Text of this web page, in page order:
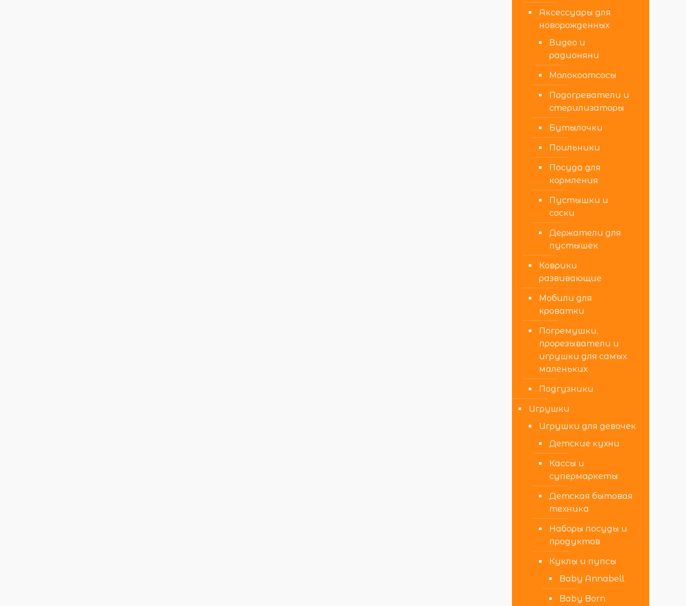
Аксессуары для
новорожденных
Видео и
радионяни
Молокоотсосы
Подогреватели и
стерилизаторы
Бутылочки
Поильники
Посуда для
кормления
Пустышки и
соски
Держатели для
пустышек
Коврики
развивающие
Мобили для
кроватки
Погремушки,
прорезыватели и
игрушки для самых
маленьких
Подгузники
Игрушки
Игрушки для девочек
Детские кухни
Кассы и
супермаркеты
Детская бытовая
техника
Наборы посуды и
продуктов
Куклы и пупсы
Baby Annabell
Baby Born